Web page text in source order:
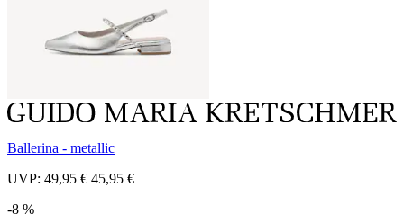
Ballerina - metallic
UVP: 49,95 € 45,95 €
-8 %